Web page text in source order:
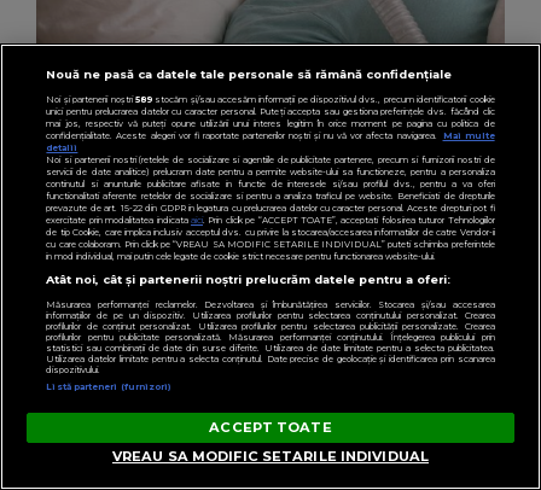
LIFESTYLE
(P) Oboseala care nu trece: când opt ore de
somn nu mai sunt de ajuns
Nouă ne pasă ca datele tale personale să rămână confidențiale
Noi și partenerii noștri589stocăm și/sau accesăm informații pe dispozitivul dvs., precum identificatorii cookie
unici pentru prelucrarea datelor cu caracter personal. Puteți accepta sau gestiona preferințele dvs. făcând clic
mai jos, respectiv vă puteți opune utilizării unui interes legitim în orice moment pe pagina cu politica de
confidențialitate. Aceste alegeri vor fi raportate partenerilor noștri și nu vă vor afecta navigarea.
Mai multe
detalii
Noi si partenerii nostri (retelele de socializare si agentiile de publicitate partenere, precum si furnizorii nostri de
servicii de date analitice) prelucram date pentru a permite website-ului sa functioneze, pentru a personaliza
continutul si anunturile publicitare afisate in functie de interesele si/sau profilul dvs., pentru a va oferi
functionalitati aferente retelelor de socializare si pentru a analiza traficul pe website. Beneficiati de drepturile
prevazute de art. 15-22 din GDPR in legatura cu prelucrarea datelor cu caracter personal. Aceste drepturi pot fi
exercitate prin modalitatea indicataaici. Prin click pe “ACCEPT TOATE”, acceptati folosirea tuturor Tehnologiilor
de tip Cookie, care implica inclusiv acceptul dvs. cu privire la stocarea/accesarea informatiilor de catre Vendor-ii
cu care colaboram. Prin click pe “VREAU SA MODIFIC SETARILE INDIVIDUAL” puteti schimba preferintele
in mod individual, mai putin cele legate de cookie strict necesare pentru functionarea website-ului.
Atât noi, cât și partenerii noștri prelucrăm datele pentru a oferi:
Măsurarea performanței reclamelor. Dezvoltarea și îmbunătățirea serviciilor. Stocarea și/sau accesarea
informațiilor de pe un dispozitiv. Utilizarea profilurilor pentru selectarea conținutului personalizat. Crearea
profilurilor de conținut personalizat. Utilizarea profilurilor pentru selectarea publicității personalizate. Crearea
profilurilor pentru publicitate personalizată. Măsurarea performanței conținutului. Înțelegerea publicului prin
statistici sau combinații de date din surse diferite. Utilizarea de date limitate pentru a selecta publicitatea.
Utilizarea datelor limitate pentru a selecta conținutul. Date precise de geolocație și identificarea prin scanarea
dispozitivului.
Listă parteneri (furnizori)
ACCEPT TOATE
VREAU SA MODIFIC SETARILE INDIVIDUAL